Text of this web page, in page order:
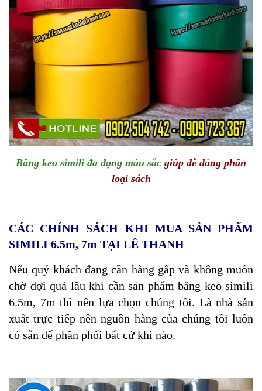
Băng keo simili đa dạng màu sắc giúp dễ dàng phân
loại sách
CÁC CHÍNH SÁCH KHI MUA SẢN PHẨM
SIMILI 6.5m, 7m TẠI LÊ THANH
Nếu quý khách đang cần hàng gấp và không muốn
chờ đợi quá lâu khi cần sản phẩm băng keo simili
6.5m, 7m thì nên lựa chọn chúng tôi. Là nhà sản
xuất trực tiếp nên nguồn hàng của chúng tôi luôn
có sẵn để phân phối bất cứ khi nào.